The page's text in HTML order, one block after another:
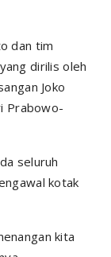
dan tim
dirilis oleh
Joko
Prabowo-
seluruh
kotak
kita